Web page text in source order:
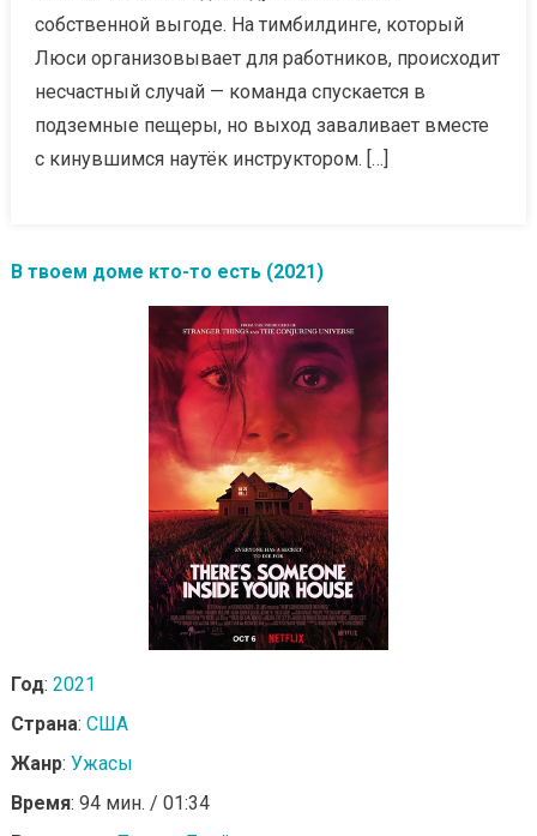
собственной выгоде. На тимбилдинге, который
Люси организовывает для работников, происходит
несчастный случай — команда спускается в
подземные пещеры, но выход заваливает вместе
с кинувшимся наутёк инструктором. […]
В твоем доме кто-то есть (2021)
Год: 2021
Страна: США
Жанр: Ужасы
Время: 94 мин. / 01:34